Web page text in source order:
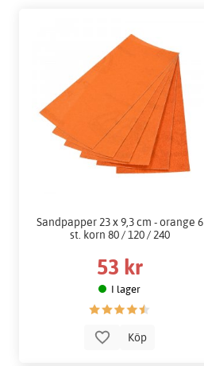
Sandpapper 23 x 9,3 cm - orange 6
st. korn 80 / 120 / 240
53 kr
I lager
Köp